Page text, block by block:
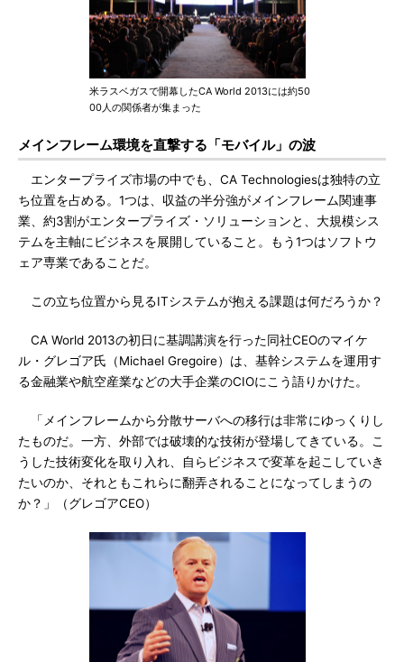
米ラスベガスで開幕したCA World 2013には約50
00人の関係者が集まった
メインフレーム環境を直撃する「モバイル」の波
エンタープライズ市場の中でも、CA Technologiesは独特の立
ち位置を占める。1つは、収益の半分強がメインフレーム関連事
業、約3割がエンタープライズ・ソリューションと、大規模シス
テムを主軸にビジネスを展開していること。もう1つはソフトウ
ェア専業であることだ。
この立ち位置から見るITシステムが抱える課題は何だろうか？
CA World 2013の初日に基調講演を行った同社CEOのマイケ
ル・グレゴア氏（Michael Gregoire）は、基幹システムを運用す
る金融業や航空産業などの大手企業のCIOにこう語りかけた。
「メインフレームから分散サーバへの移行は非常にゆっくりし
たものだ。一方、外部では破壊的な技術が登場してきている。こ
うした技術変化を取り入れ、自らビジネスで変革を起こしていき
たいのか、それともこれらに翻弄されることになってしまうの
か？」（グレゴアCEO）